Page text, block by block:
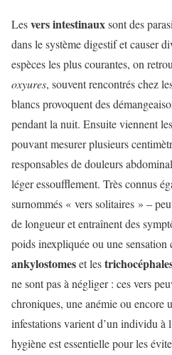
Lesvers intestinauxsont des
dans le système digestif et causer
espèces les plus courantes, on
oxyures, souvent rencontrés chez
blancs provoquent des
pendant la nuit. Ensuite viennent les
pouvant mesurer plusieurs
responsables de douleurs
léger essoufflement. Très connus
surnommés « vers solitaires » –
de longueur et entraînent des
poids inexpliquée ou une
ankylostomeset les
ne sont pas à négliger : ces vers
chroniques, une anémie ou encore
infestations varient d’un individu à
hygiène est essentielle pour les